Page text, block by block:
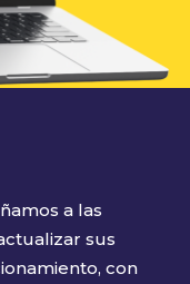
a las
sus
con